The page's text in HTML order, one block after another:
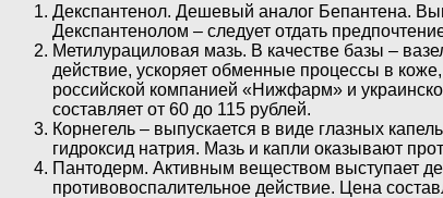
Декспантенол. Дешевый аналог Бепантена.
Декспантенолом – следует отдать
Метилурациловая мазь. В качестве базы –
действие, ускоряет обменные процессы в
российской компанией «Нижфарм» и
составляет от 60 до 115 рублей.
Корнегель – выпускается в виде глазных
гидроксид натрия. Мазь и капли оказывают
Пантодерм. Активным веществом выступает
противовоспалительное действие. Цена